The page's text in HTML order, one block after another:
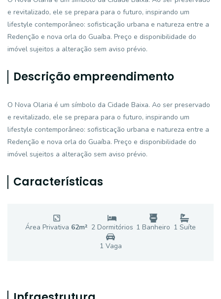
e revitalizado, ele se prepara para o futuro, inspirando um
lifestyle contemporâneo: sofisticação urbana e natureza entre a
Redenção e nova orla do Guaíba. Preço e disponibilidade do
imóvel sujeitos a alteração sem aviso prévio.
Descrição empreendimento
O Nova Olaria é um símbolo da Cidade Baixa. Ao ser preservado
e revitalizado, ele se prepara para o futuro, inspirando um
lifestyle contemporâneo: sofisticação urbana e natureza entre a
Redenção e nova orla do Guaíba. Preço e disponibilidade do
imóvel sujeitos a alteração sem aviso prévio.
Características
Área Privativa 62m² 2Dormitórios 1 Banheiro 1 Suíte
1 Vaga